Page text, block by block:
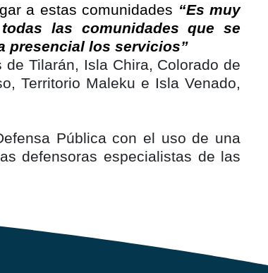
a estas comunidades “Es muy
las comunidades que se
presencial los servicios”
Tilarán, Isla Chira, Colorado de
Territorio Maleku e Isla Venado,
Pública con el uso de una
defensoras especialistas de las